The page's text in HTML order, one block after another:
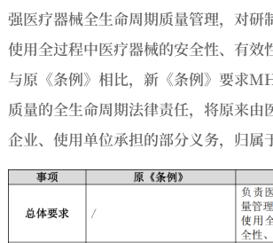
强医疗器械全生命周期质量管理，对研
使用全过程中医疗器械的安全性、有效
与原《条例》相比，新《条例》要求
质量的全生命周期法律责任，将原来由
企业、使用单位承担的部分义务，归属